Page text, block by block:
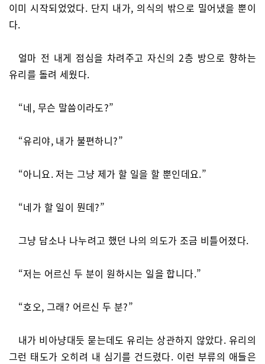
이미 시작되었었다. 단지 내가, 의식의 밖으로 밀어냈을 뿐이
다.
얼마 전 내게 점심을 차려주고 자신의 2층 방으로 향하는
유리를 돌려 세웠다.
“네, 무슨 말씀이라도?”
“유리야, 내가 불편하니?”
“아니요. 저는 그냥 제가 할 일을 할 뿐인데요.”
“네가 할 일이 뭔데?”
그냥 담소나 나누려고 했던 나의 의도가 조금 비틀어졌다.
“저는 어르신 두 분이 원하시는 일을 합니다.”
“호오, 그래? 어르신 두 분?”
내가 비아냥대듯 묻는데도 유리는 상관하지 않았다. 유리의
그런 태도가 오히려 내 심기를 건드렸다. 이런 부류의 애들은